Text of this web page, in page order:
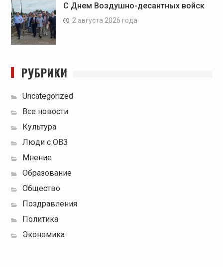
С Днем Воздушно-десантных войск
2 августа 2026 года
РУБРИКИ
Uncategorized
Все новости
Культура
Люди с ОВЗ
Мнение
Образование
Общество
Поздравления
Политика
Экономика